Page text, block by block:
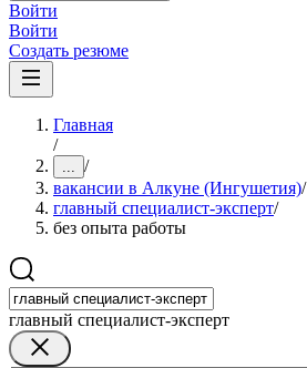
Войти
Войти
Создать резюме
Главная
/
... /
вакансии в Алкуне (Ингушетия)/
главный специалист-эксперт/
без опыта работы
главный специалист-эксперт